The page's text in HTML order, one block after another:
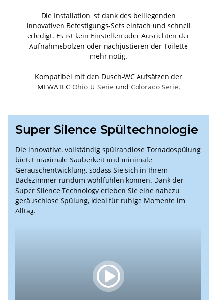
Die Installation ist dank des beiliegenden
innovativen Befestigungs-Sets einfach und schnell
erledigt. Es ist kein Einstellen oder Ausrichten der
Aufnahmebolzen oder nachjustieren der Toilette
mehr nötig.
Kompatibel mit den Dusch-WC Aufsätzen der
MEWATEC Ohio-U-Serie und Colorado Serie.
Super Silence Spültechnologie
Die innovative, vollständig spülrandlose Tornadospülung
bietet maximale Sauberkeit und minimale
Geräuschentwicklung, sodass Sie sich in Ihrem
Badezimmer rundum wohlfühlen können. Dank der
Super Silence Technology erleben Sie eine nahezu
geräuschlose Spülung, ideal für ruhige Momente im
Alltag.